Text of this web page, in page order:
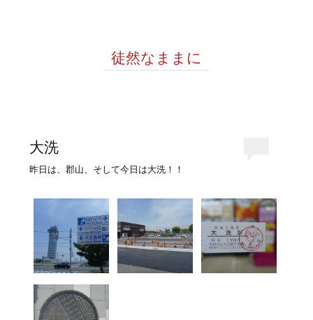
徒然なままに
大洗
昨日は、郡山、そして今日は大洗！！